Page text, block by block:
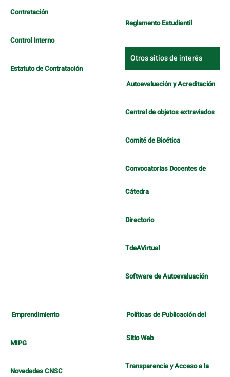
Contratación
Control Interno
Estatuto de Contratación
Reglamento Estudiantil
Otros sitios de interés
Autoevaluación y Acreditación
Central de objetos extraviados
Comité de Bioética
Convocatorias Docentes de
Cátedra
Directorio
TdeAVirtual
Software de Autoevaluación
Emprendimiento
MIPG
Novedades CNSC
Políticas de Publicación del
Sitio Web
Transparencia y Acceso a la